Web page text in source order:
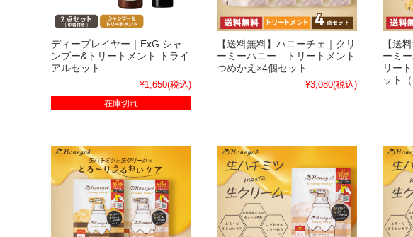
ディープレイヤー｜ExG シャ
ンプー&トリートメント トライ
アルセット
¥1,650(税込)
在庫切れ
【送料無料】ハニーチェ｜クリ
ーミーハニー トリートメント
つめかえ×4個セット
¥3,080(税込)
【送
ーミ
リー
ット（